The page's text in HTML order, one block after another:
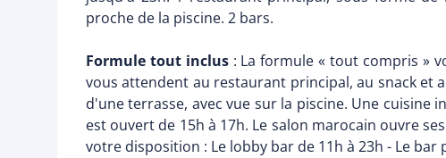
proche de la piscine. 2 bars.
Formule tout inclus: La formule « tout compris »
vous attendent au restaurant principal, au snack et
d'une terrasse, avec vue sur la piscine. Une cuisine
est ouvert de 15h à 17h. Le salon marocain ouvre
votre disposition : Le lobby bar de 11h à 23h - Le bar